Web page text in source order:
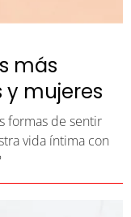
más
y mujeres
formas de sentir
vida íntima con